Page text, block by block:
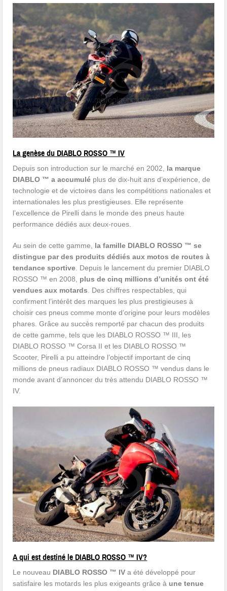
La genèse du DIABLO ROSSO ™ IV
Depuis son introduction sur le marché en 2002, la marque
DIABLO ™ a accumulé plus de dix-huit ans d’expérience, de
technologie et de victoires dans les compétitions nationales et
internationales les plus prestigieuses. Elle représente
l’excellence de Pirelli dans le monde des pneus haute
performance dédiés aux deux-roues.
Au sein de cette gamme, la famille DIABLO ROSSO ™ se
distingue par des produits dédiés aux motos de routes à
tendance sportive. Depuis le lancement du premier DIABLO
ROSSO ™ en 2008, plus de cinq millions d’unités ont été
vendues aux motards. Des chiffres respectables, qui
confirment l’intérêt des marques les plus prestigieuses à
choisir ces pneus comme monte d’origine pour leurs modèles
phares. Grâce au succès remporté par chacun des produits
de cette gamme, tels que les DIABLO ROSSO ™ III, les
DIABLO ROSSO ™ Corsa II et les DIABLO ROSSO ™
Scooter, Pirelli a pu atteindre l’objectif important de cinq
millions de pneus radiaux DIABLO ROSSO ™ vendus dans le
monde avant d’annoncer du très attendu DIABLO ROSSO ™
IV.
A qui est destiné le DIABLO ROSSO ™ IV?
Le nouveau DIABLO ROSSO ™ IV a été développé pour
satisfaire les motards les plus exigeants grâce à une tenue